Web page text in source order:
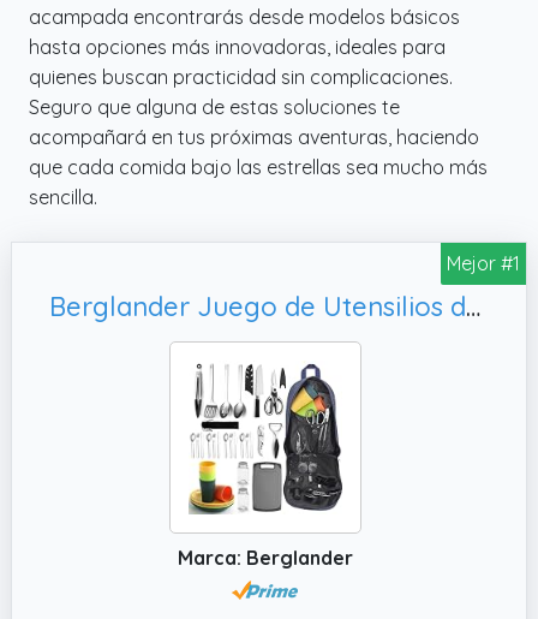
acampada encontrarás desde modelos básicos
hasta opciones más innovadoras, ideales para
quienes buscan practicidad sin complicaciones.
Seguro que alguna de estas soluciones te
acompañará en tus próximas aventuras, haciendo
que cada comida bajo las estrellas sea mucho más
sencilla.
Mejor #1
Berglander Juego de Utensilios de Cocina para Camping con Juego de Cubiertos y Plato, Barbacoa y Camping
Marca: Berglander